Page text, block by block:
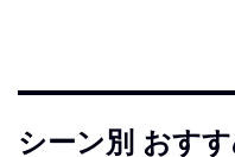
シーン別 おす